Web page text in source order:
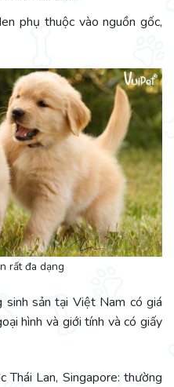
phụ thuộc vào nguồn gốc,
rất đa dạng
sinh sản tại Việt Nam có giá
hình và giới tính và có giấy
Thái Lan, Singapore: thường